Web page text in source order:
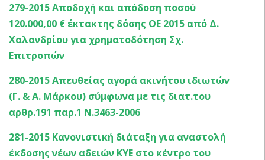
279-2015 Αποδοχή και απόδοση ποσού
120.000,00 € έκτακτης δόσης ΟΕ 2015 από Δ.
Χαλανδρίου για χρηματοδότηση Σχ.
Επιτροπών
280-2015 Απευθείας αγορά ακινήτου ιδιωτών
(Γ. & Α. Μάρκου) σύμφωνα με τις διατ.του
αρθρ.191 παρ.1 Ν.3463-2006
281-2015 Κανονιστική διάταξη για αναστολή
έκδοσης νέων αδειών ΚΥΕ στο κέντρο του